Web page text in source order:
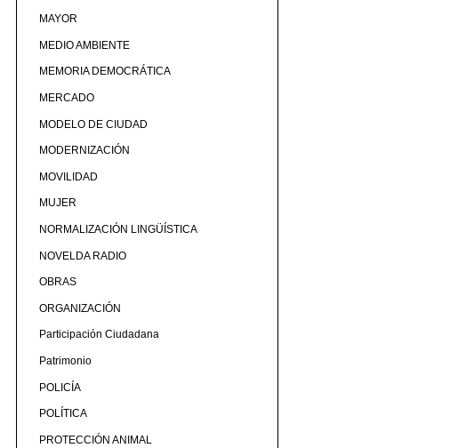
MAYOR
MEDIO AMBIENTE
MEMORIA DEMOCRÁTICA
MERCADO
MODELO DE CIUDAD
MODERNIZACIÓN
MOVILIDAD
MUJER
NORMALIZACIÓN LINGÜÍSTICA
NOVELDA RADIO
OBRAS
ORGANIZACIÓN
Participación Ciudadana
Patrimonio
POLICÍA
POLÍTICA
PROTECCIÓN ANIMAL